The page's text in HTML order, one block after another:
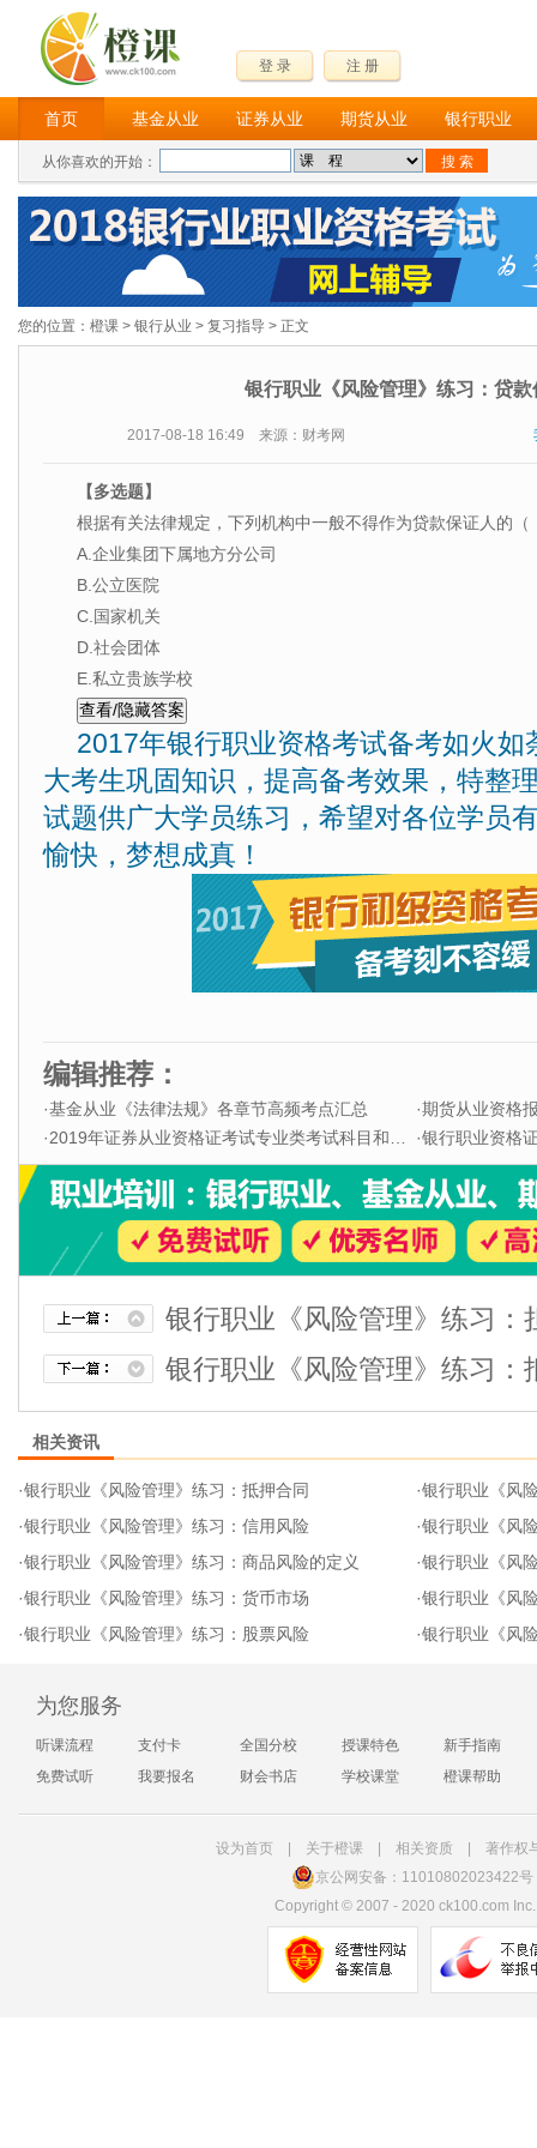
登 录 注 册
首页 基金从业 证券从业 期货从业 银行职业
从你喜欢的开始：
您的位置： 橙课 > 银行从业 > 复习指导 > 正文
银行职业《风险管理》练习：贷款
2017-08-18 16:49 来源：财考网
【多选题】
根据有关法律规定，下列机构中一般不得作为贷款保证人的（
A.企业集团下属地方分公司
B.公立医院
C.国家机关
D.社会团体
E.私立贵族学校
2017年银行职业资格考试备考如火如
大考生巩固知识，提高备考效果，特整
试题供广大学员练习，希望对各位学员
愉快，梦想成真！
编辑推荐：
·基金从业《法律法规》各章节高频考点汇总 ·期货从业资格
·2019年证券从业资格证考试专业类考试科目和题型 ·银行职业资格证
银行职业《风险管理》练习：
银行职业《风险管理》练习：
相关资讯
·银行职业《风险管理》练习：抵押合同 ·银行职业《风
·银行职业《风险管理》练习：信用风险 ·银行职业《风
·银行职业《风险管理》练习：商品风险的定义 ·银行职业《风
·银行职业《风险管理》练习：货币市场 ·银行职业《风
·银行职业《风险管理》练习：股票风险 ·银行职业《风
为您服务
听课流程 支付卡 全国分校 授课特色
新手指南
免费试听
我要报名 财会书店 学校课堂 橙课帮助
设为首页| 关于橙课| 相关资质
著作权
京公网安备：11010802023422号
Copyright ©2007 - 2020 ck100.com